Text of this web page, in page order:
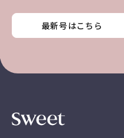
最新号はこちら
最新号はこちら
最新号はこちら
最新号はこちら